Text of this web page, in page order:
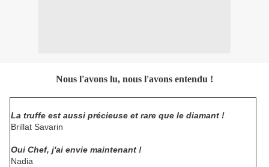
Nous l'avons lu, nous l'avons entendu !
La truffe est aussi précieuse et rare que le diamant !
Brillat Savarin
Oui Chef, j'ai envie maintenant !
Nadia